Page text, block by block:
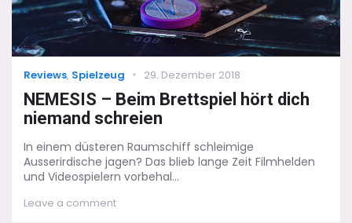
Categories
Reviews, Spielzeug
Posted
29. Dezember 2018
NEMESIS – Beim Brettspiel hört dich
niemand schreien
In einem düsteren Raumschiff schleimige
Ausserirdische jagen? Das blieb lange Zeit Filmhelden
und Videospielern vorbehal...
Leave a commenton